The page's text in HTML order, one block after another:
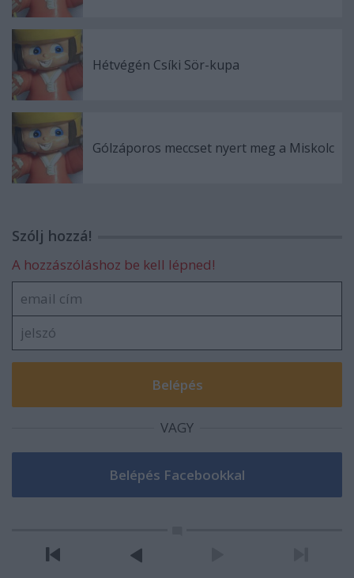
Hétvégén Csíki Sör-kupa
Gólzáporos meccset nyert meg a Miskolc
Szólj hozzá!
A hozzászóláshoz be kell lépned!
VAGY